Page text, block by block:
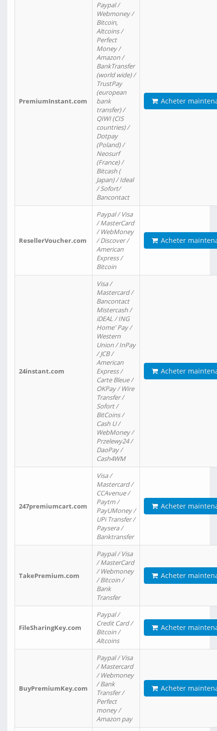
PremiumInstant.com
Paypal /
Webmoney /
Bitcoin,
Altcoins /
Perfect
Money /
Amazon /
BankTransfer
(world wide) /
TrustPay
(european
bank
transfer) /
QIWI (CIS
countries) /
Dotpay
(Poland) /
Neosurf
(France) /
Bitcash (
Japan) / Ideal
/ Sofort/
Bancontact
Acheter
ResellerVoucher.com
Paypal / Visa
/ MasterCard
/ WebMoney
/ Discover /
American
Express /
Bitcoin
Acheter
24instant.com
Visa /
Mastercard /
Bancontact
Mistercash /
iDEAL / ING
Home' Pay /
Western
Union / InPay
/ JCB /
American
Express /
Carte Bleue /
OKPay / Wire
Transfer /
Sofort /
BitCoins /
Cash U /
WebMoney /
Przelewy24 /
DaoPay /
Cash4WM
Acheter
247premiumcart.com
Visa /
Mastercard /
CCAvenue /
Paytm /
PayUMoney /
UPi Transfer /
Paysera /
Banktransfer
Acheter
TakePremium.com
Paypal / Visa
/ MasterCard
/ Webmoney
/ Bitcoin /
Bank
Transfer
Acheter
FileSharingKey.com
Paypal /
Credit Card /
Bitcoin /
Altcoins
Acheter
BuyPremiumKey.com
Paypal / Visa
/ Mastercard
/ Webmoney
/ Bank
Transfer /
Perfect
money /
Amazon pay
Acheter